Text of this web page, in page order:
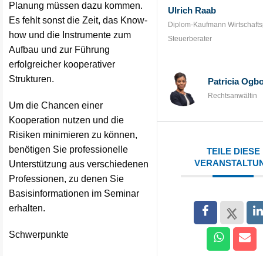
Planung müssen dazu kommen.
Es fehlt sonst die Zeit, das Know-
how und die Instrumente zum
Aufbau und zur Führung
erfolgreicher kooperativer
Strukturen.
Um die Chancen einer
Kooperation nutzen und die
Risiken minimieren zu können,
benötigen Sie professionelle
Unterstützung aus verschiedenen
Professionen, zu denen Sie
Basisinformationen im Seminar
erhalten.
Schwerpunkte
Ulrich Raab
Diplom-Kaufmann
Steuerberater
Patricia
Rechtsanwältin
TEILE DIESE